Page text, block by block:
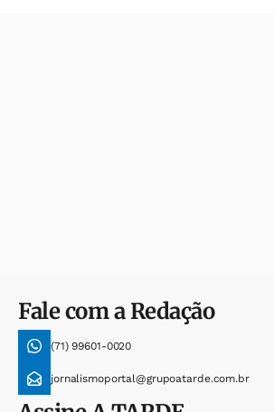
Fale com a Redação
(71) 99601-0020
jornalismoportal@grupoatarde.com.br